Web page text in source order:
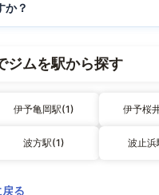
か？
ジムを駅から探す
伊予亀岡駅(1) 伊予桜
波方駅(1) 波止浜
る